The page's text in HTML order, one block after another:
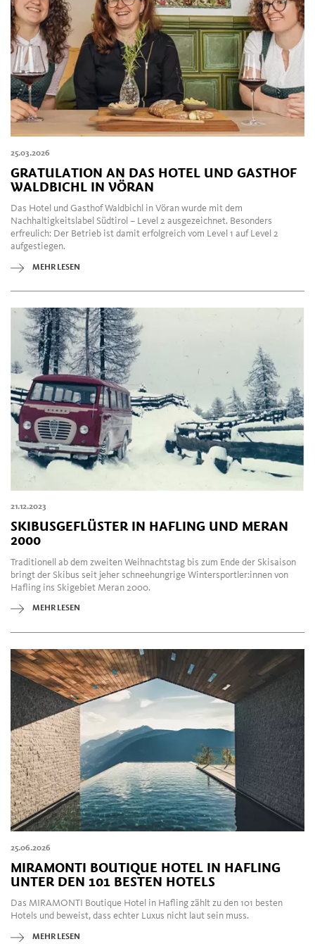
25.03.2026
GRATULATION AN DAS HOTEL UND GASTHOF
WALDBICHL IN VÖRAN
Das Hotel und Gasthof Waldbichl in Vöran wurde mit dem
Nachhaltigkeitslabel Südtirol – Level 2 ausgezeichnet. Besonders
erfreulich: Der Betrieb ist damit erfolgreich vom Level 1 auf Level 2
aufgestiegen.
MEHR LESEN
21.12.2023
SKIBUSGEFLÜSTER IN HAFLING UND MERAN
2000
Traditionell ab dem zweiten Weihnachtstag bis zum Ende der Skisaison
bringt der Skibus seit jeher schneehungrige Wintersportler:innen von
Hafling ins Skigebiet Meran 2000.
MEHR LESEN
25.06.2026
MIRAMONTI BOUTIQUE HOTEL IN HAFLING
UNTER DEN 101 BESTEN HOTELS
Das MIRAMONTI Boutique Hotel in Hafling zählt zu den 101 besten
Hotels und beweist, dass echter Luxus nicht laut sein muss.
MEHR LESEN